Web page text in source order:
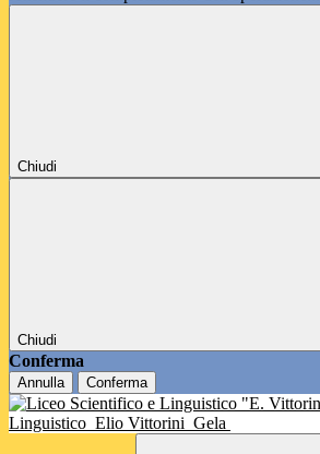
Chiudi
Chiudi
Conferma
Annulla Conferma
Linguistico Elio Vittorini Gela